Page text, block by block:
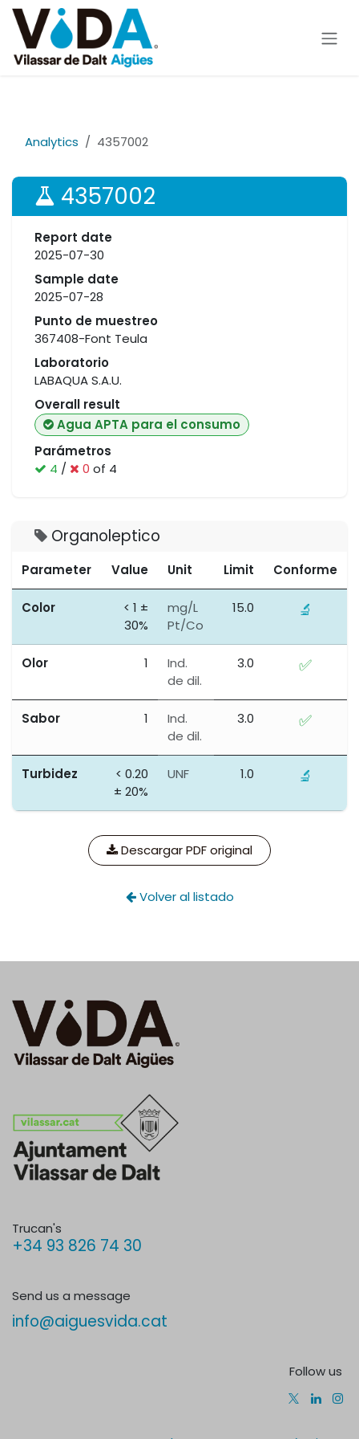
Skip to Content
Analytics 4357002
4357002
Report date
2025-07-30
Sample date
2025-07-28
Punto de muestreo
367408-Font Teula
Laboratorio
LABAQUA S.A.U.
Overall result
Agua APTA para el consumo
Parámetros
4 / 0 of 4
Organoleptico
Parameter Value Unit Limit Conforme
Color
< 1 ±
30%
mg/L
Pt/Co
15.0 🔬
Olor 1
Ind.
de dil.
3.0 ✅
Sabor 1
Ind.
de dil.
3.0 ✅
Turbidez
< 0.20
± 20%
UNF 1.0 🔬
Descargar PDF original
Volver al listado
Trucan's
+34 93 826 74 30
Send us a message
info@aiguesvida.cat
Follow us